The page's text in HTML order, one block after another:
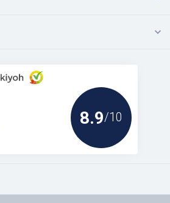
8.9/10